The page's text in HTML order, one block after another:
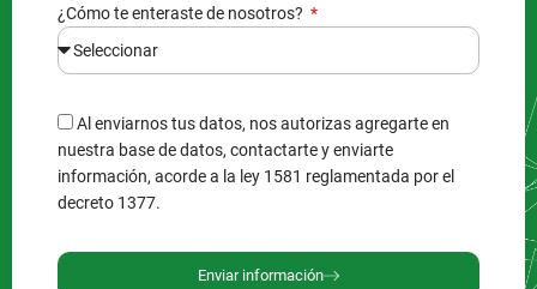
¿Cómo te enteraste de nosotros?
Al enviarnos tus datos, nos autorizas agregarte en
nuestra base de datos, contactarte y enviarte
información, acorde a la ley 1581 reglamentada por el
decreto 1377.
Enviar información